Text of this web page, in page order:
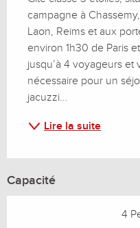
campagne à
Laon, Reims et aux
environ 1h30 de Paris
jusqu’à 4 voyageurs
nécessaire pour un
jacuzzi...
Lire la suite
Capacité
4